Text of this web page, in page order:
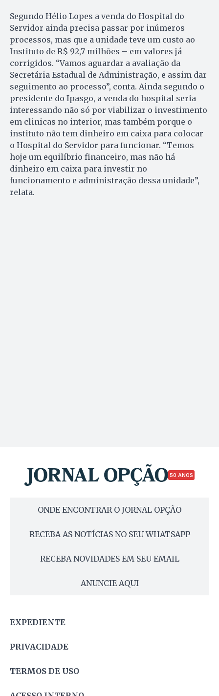
Segundo Hélio Lopes a venda do Hospital do
Servidor ainda precisa passar por inúmeros
processos, mas que a unidade teve um custo ao
Instituto de R$ 92,7 milhões – em valores já
corrigidos. “Vamos aguardar a avaliação da
Secretária Estadual de Administração, e assim dar
seguimento ao processo”, conta. Ainda segundo o
presidente do Ipasgo, a venda do hospital seria
interessando não só por viabilizar o investimento
em clinicas no interior, mas também porque o
instituto não tem dinheiro em caixa para colocar
o Hospital do Servidor para funcionar. “Temos
hoje um equilíbrio financeiro, mas não há
dinheiro em caixa para investir no
funcionamento e administração dessa unidade”,
relata.
50 ANOS
ONDE ENCONTRAR O JORNAL OPÇÃO
RECEBA AS NOTÍCIAS NO SEU WHATSAPP
RECEBA NOVIDADES EM SEU EMAIL
ANUNCIE AQUI
EXPEDIENTE
PRIVACIDADE
TERMOS DE USO